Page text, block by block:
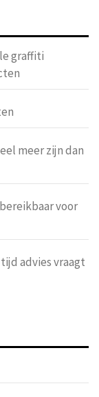
graffiti
meer zijn dan
voor
advies vraagt